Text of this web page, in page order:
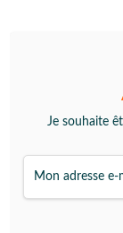
Je souhaite